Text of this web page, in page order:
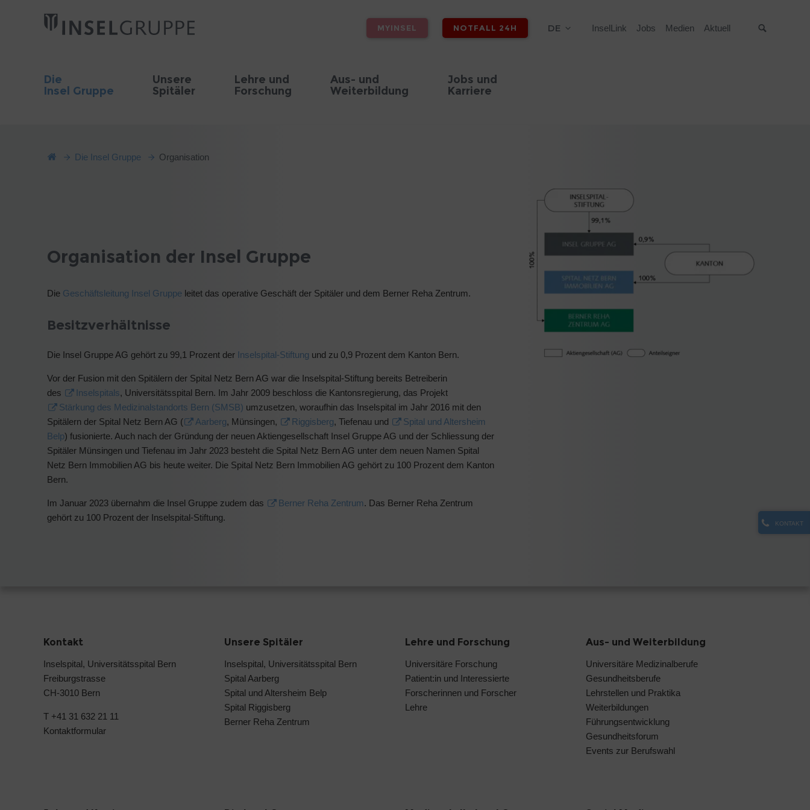
MYINSEL NOTFALL 24H DE InselLink Jobs Medien Aktuell
Die
Insel Gruppe
Unsere
Spitäler
Lehre und
Forschung
Aus- und
Weiterbildung
Jobs und
Karriere
KONTAKT
Die Insel Gruppe Organisation
Organisation der Insel Gruppe
Die Geschäftsleitung Insel Gruppe leitet das operative Geschäft der Spitäler und dem Berner Reha Zentrum.
Besitzverhältnisse
Die Insel Gruppe AG gehört zu 99,1 Prozent der Inselspital-Stiftung und zu 0,9 Prozent dem Kanton Bern.
Vor der Fusion mit den Spitälern der Spital Netz Bern AG war die Inselspital-Stiftung bereits Betreiberin
des
Inselspitals, Universitätsspital Bern. Im Jahr 2009 beschloss die Kantonsregierung, das Projekt
Stärkung des Medizinalstandorts Bern (SMSB) umzusetzen, woraufhin das Inselspital im Jahr 2016 mit den
Spitälern der Spital Netz Bern AG (
Aarberg, Münsingen, Riggisberg, Tiefenau und
Spital und Altersheim
Belp) fusionierte. Auch nach der Gründung der neuen Aktiengesellschaft Insel Gruppe AG und der Schliessung der
Spitäler Münsingen und Tiefenau im Jahr 2023 besteht die Spital Netz Bern AG unter dem neuen Namen Spital
Netz Bern Immobilien AG bis heute weiter. Die Spital Netz Bern Immobilien AG gehört zu 100 Prozent dem Kanton
Bern.
Im Januar 2023 übernahm die Insel Gruppe zudem das Berner Reha Zentrum. Das Berner Reha Zentrum
gehört zu 100 Prozent der Inselspital-Stiftung.
Kontakt
Inselspital, Universitätsspital Bern
Freiburgstrasse
CH-3010 Bern
T +41 31 632 21 11
Kontaktformular
Unsere Spitäler
Inselspital, Universitätsspital Bern
Spital Aarberg
Spital und Altersheim Belp
Spital Riggisberg
Berner Reha Zentrum
Lehre und Forschung
Universitäre Forschung
Patient:in und Interessierte
Forscherinnen und Forscher
Lehre
Aus- und Weiterbildung
Universitäre Medizinalberufe
Gesundheitsberufe
Lehrstellen und Praktika
Weiterbildungen
Führungsentwicklung
Gesundheitsforum
Events zur Berufswahl